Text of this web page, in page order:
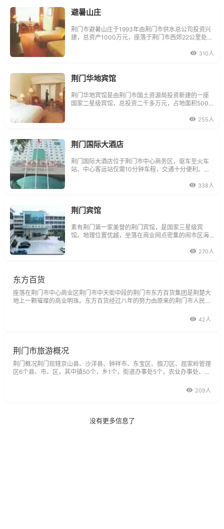
避暑山庄
荆门市避暑山庄于1993年由荆门市供水总公司投资兴
建，总资产1000万元，座落于荆门市西郊22公里处的
单位，荆门市区唯一渡假游览胜地。避暑山庄自开业
310人
荆门华地宾馆
荆门华地宾馆是由荆门市国土资源局投资新建的一座
国家二星级宾馆，总投资二千多万元，占地面积5000
电梯舒适、快捷，宾馆客房分为单间、标准间、三人
255人
荆门国际大酒店
荆门国际大酒店位于荆门市中心商务区，驱车至火车
站、中心客运站仅需10分钟车程，交通十分便利。酒
院、学校、商场毗邻，荆门市著名旅游景点龙泉书
领航于
338人
荆门宾馆
素有荆门第一家美誉的荆门宾馆，是国家三星级宾
馆。地理位置优越，坐落在商业网点密集的闹市区海
绿树成荫、景点宜人、四季如春。交通十分便利，距
270人
东方百货
座落在荆门市中心商业区荆门市中天街中段的荆门市东方百货集团是荆楚大
地上一颗璀璨的商业明珠。东方百货经过八年的努力由原来的荆门市人民商
000平米，年销售额不过2000万元。八年发展，东方百货发生了天翻地42人
荆门市旅游概况
荆门概况荆门现辖京山县、沙洋县、钟祥市、东宝区、掇刀区、屈家岭管理
区6个县、市、区，其中镇50个，乡1个，街道办事处5个，农业办事处、农
209人
没有更多信息了